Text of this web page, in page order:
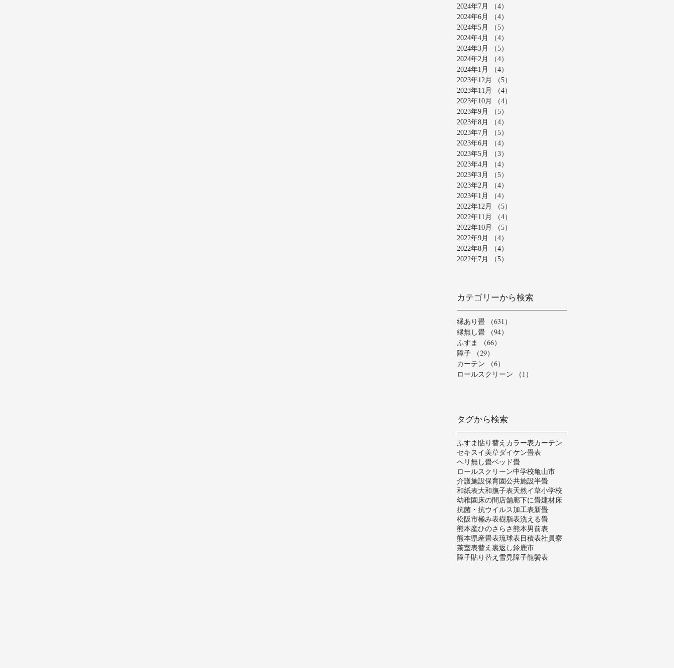
2024年7月
（4）
2024年6月
（4）
2024年5月
（5）
2024年4月
（4）
2024年3月
（5）
2024年2月
（4）
2024年1月
（4）
2023年12月
（5）
2023年11月
（4）
2023年10月
（4）
2023年9月
（5）
2023年8月
（4）
2023年7月
（5）
2023年6月
（4）
2023年5月
（3）
2023年4月
（4）
2023年3月
（5）
2023年2月
（4）
2023年1月
（4）
2022年12月
（5）
2022年11月
（4）
2022年10月
（5）
2022年9月
（4）
2022年8月
（4）
2022年7月
（5）
カテゴリーから検索
縁あり畳 （631）
縁無し畳
（94）
ふすま
（66）
障子
（29）
カーテン
（6）
ロールスクリーン
（1）
タグから検索
ふすま貼り替え カラー表カーテン
セキスイ美草ダイケン畳表
ヘリ無し畳ベッド畳
ロールスクリーン中学校亀山市
介護施設保育園公共施設半畳
和紙表大和撫子表天然イ草小学校
幼稚園床の間店舗廊下に畳建材床
抗菌・抗ウイルス加工表新畳
松阪市極み表樹脂表洗える畳
熊本産ひのさらさ熊本男前表
熊本県産畳表琉球表目積表社員寮
茶室表替え 裏返し鈴鹿市
障子貼り替え 雪見障子龍鬢表